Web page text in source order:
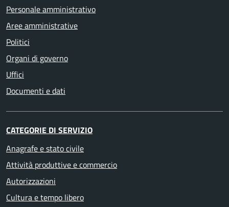
Personale amministrativo
Aree amministrative
Politici
Organi di governo
Uffici
Documenti e dati
CATEGORIE DI SERVIZIO
Anagrafe e stato civile
Attività produttive e commercio
Autorizzazioni
Cultura e tempo libero